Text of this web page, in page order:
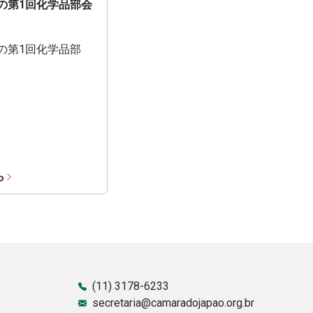
第1回化学品部会
第1回化学品部
(11) 3178-6233
secretaria@camaradojapao.org.br